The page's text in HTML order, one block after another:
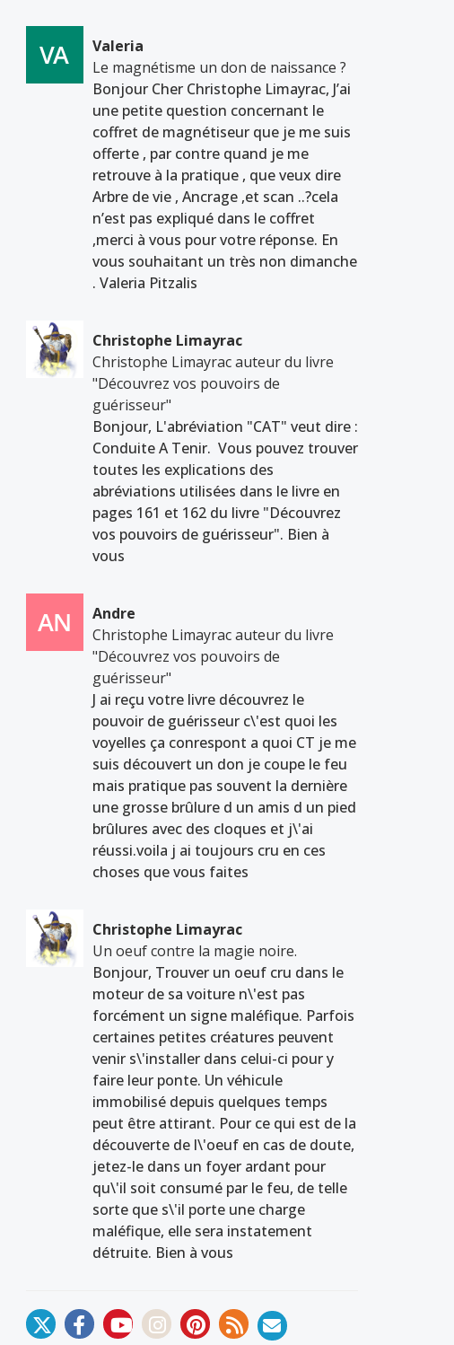
Valeria
Le magnétisme un don de naissance ?
Bonjour Cher Christophe Limayrac, J’ai
une petite question concernant le
coffret de magnétiseur que je me suis
offerte , par contre quand je me
retrouve à la pratique , que veux dire
Arbre de vie , Ancrage ,et scan ..?cela
n’est pas expliqué dans le coffret
,merci à vous pour votre réponse. En
vous souhaitant un très non dimanche
. Valeria Pitzalis
Christophe Limayrac
Christophe Limayrac auteur du livre
"Découvrez vos pouvoirs de
guérisseur"
Bonjour, L'abréviation "CAT" veut dire :
Conduite A Tenir. Vous pouvez trouver
toutes les explications des
abréviations utilisées dans le livre en
pages 161 et 162 du livre "Découvrez
vos pouvoirs de guérisseur". Bien à
vous
Andre
Christophe Limayrac auteur du livre
"Découvrez vos pouvoirs de
guérisseur"
J ai reçu votre livre découvrez le
pouvoir de guérisseur c\'est quoi les
voyelles ça conrespont a quoi CT je me
suis découvert un don je coupe le feu
mais pratique pas souvent la dernière
une grosse brûlure d un amis d un pied
brûlures avec des cloques et j\'ai
réussi.voila j ai toujours cru en ces
choses que vous faites
Christophe Limayrac
Un oeuf contre la magie noire.
Bonjour, Trouver un oeuf cru dans le
moteur de sa voiture n\'est pas
forcément un signe maléfique. Parfois
certaines petites créatures peuvent
venir s\'installer dans celui-ci pour y
faire leur ponte. Un véhicule
immobilisé depuis quelques temps
peut être attirant. Pour ce qui est de la
découverte de l\'oeuf en cas de doute,
jetez-le dans un foyer ardant pour
qu\'il soit consumé par le feu, de telle
sorte que s\'il porte une charge
maléfique, elle sera instatement
détruite. Bien à vous